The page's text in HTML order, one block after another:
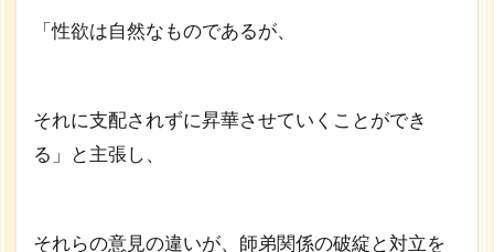
「性欲は自然なものであるが、
それに支配されずに昇華させていくことができ
る」と主張し、
それらの意見の違いが、師弟関係の破綻と対立を